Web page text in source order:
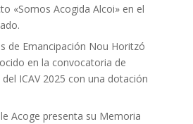
«Somos Acogida Alcoi» en el
de Emancipación Nou Horitzó
en la convocatoria de
ICAV 2025 con una dotación
Acoge presenta su Memoria